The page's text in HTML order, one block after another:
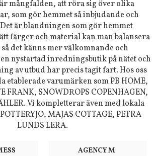
mångfalden, att röra sig över olika
som gör hemmet så inbjudande och
är blandningen som gör hemmet
färger och material kan man balansera
det känns mer välkomnande och
nystartad inredningsbutik på nätet och
av utbud har precis tagit fart. Hos oss
etablerade varumärken som PB HOME,
FRANK, SNOWDROPS COPENHAGEN,
Vi kompletterar även med lokala
MAJAS COTTAGE, PETRA
LUNDS LERA.
AGENCY M